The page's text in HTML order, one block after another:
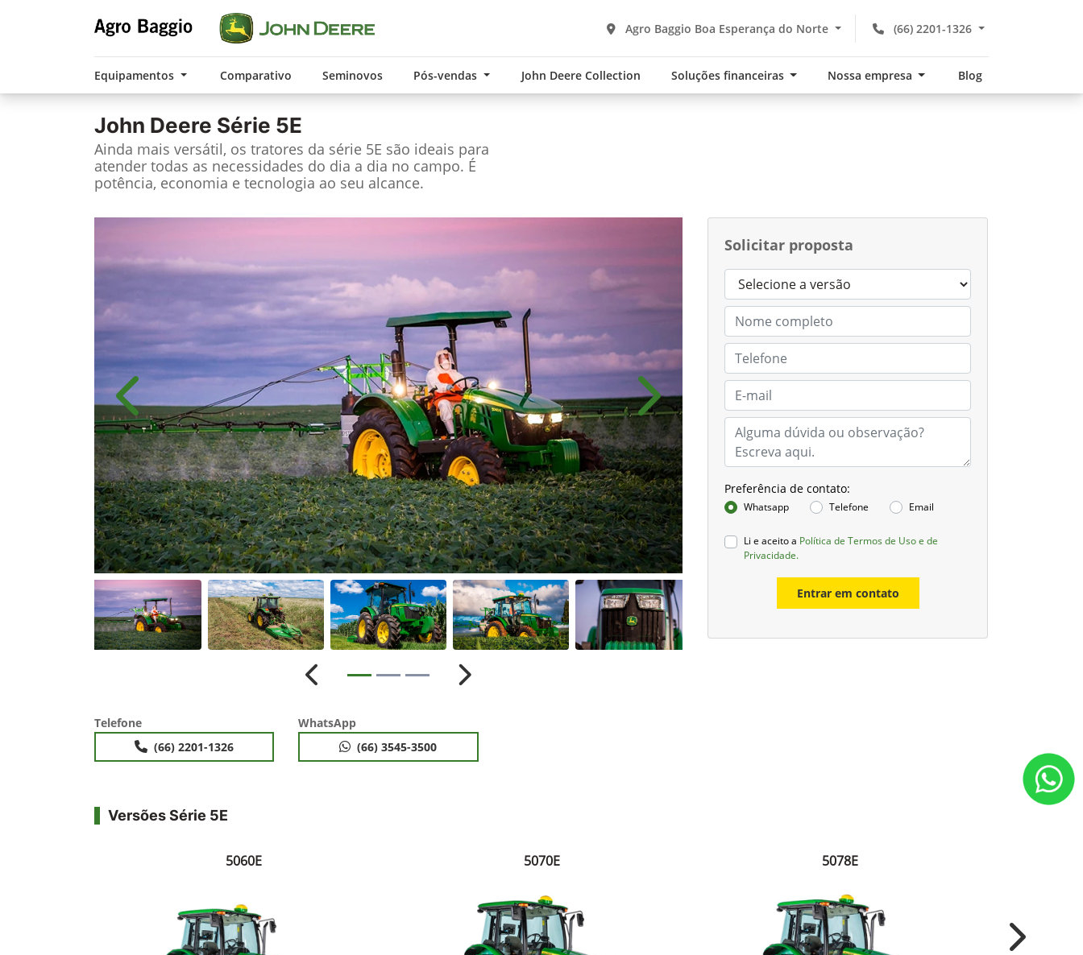
(66) 2201-1326
Agro Baggio Boa Esperança do Norte
Equipamentos Comparativo Seminovos Pós-vendas John Deere Collection Soluções financeiras Nossa empresa Blog
John Deere Série 5E
Ainda mais versátil, os tratores da série 5E são ideais para
atender todas as necessidades do dia a dia no campo. É
potência, economia e tecnologia ao seu alcance.
Solicitar proposta
Preferência de contato:
Whatsapp Telefone Email
Li e aceito a Política de Termos de Uso e de
Privacidade.
Entrar em contato
Anterior Próximo
Anterior Próximo
Telefone
(66) 2201-1326
WhatsApp
(66) 3545-3500
Versões Série 5E
5060E 5070E 5078E
Next